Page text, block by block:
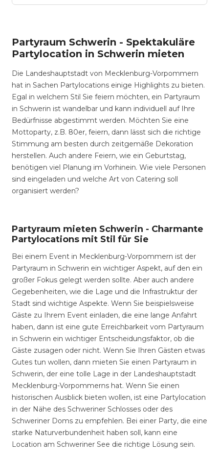
Partyraum Schwerin - Spektakuläre
Partylocation in Schwerin mieten
Die Landeshauptstadt von Mecklenburg-Vorpommern
hat in Sachen Partylocations einige Highlights zu bieten.
Egal in welchem Stil Sie feiern möchten, ein Partyraum
in Schwerin ist wandelbar und kann individuell auf Ihre
Bedürfnisse abgestimmt werden. Möchten Sie eine
Mottoparty, z.B. 80er, feiern, dann lässt sich die richtige
Stimmung am besten durch zeitgemäße Dekoration
herstellen. Auch andere Feiern, wie ein Geburtstag,
benötigen viel Planung im Vorhinein. Wie viele Personen
sind eingeladen und welche Art von Catering soll
organisiert werden?
Partyraum mieten Schwerin - Charmante
Partylocations mit Stil für Sie
Bei einem Event in Mecklenburg-Vorpommern ist der
Partyraum in Schwerin ein wichtiger Aspekt, auf den ein
großer Fokus gelegt werden sollte. Aber auch andere
Gegebenheiten, wie die Lage und die Infrastruktur der
Stadt sind wichtige Aspekte. Wenn Sie beispielsweise
Gäste zu Ihrem Event einladen, die eine lange Anfahrt
haben, dann ist eine gute Erreichbarkeit vom Partyraum
in Schwerin ein wichtiger Entscheidungsfaktor, ob die
Gäste zusagen oder nicht. Wenn Sie Ihren Gästen etwas
Gutes tun wollen, dann mieten Sie einen Partyraum in
Schwerin, der eine tolle Lage in der Landeshauptstadt
Mecklenburg-Vorpommerns hat. Wenn Sie einen
historischen Ausblick bieten wollen, ist eine Partylocation
in der Nähe des Schweriner Schlosses oder des
Schweriner Doms zu empfehlen. Bei einer Party, die eine
starke Naturverbundenheit haben soll, kann eine
Location am Schweriner See die richtige Lösung sein.